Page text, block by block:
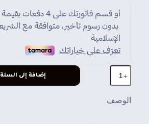
كمية
ماوس
قيمنق
M68
إضافة إلى السلة
الوصف